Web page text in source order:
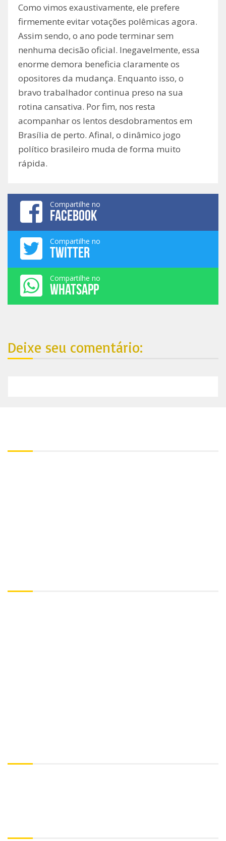
Como vimos exaustivamente, ele prefere
firmemente evitar votações polêmicas agora.
Assim sendo, o ano pode terminar sem
nenhuma decisão oficial. Inegavelmente, essa
enorme demora beneficia claramente os
opositores da mudança. Enquanto isso, o
bravo trabalhador continua preso na sua
rotina cansativa. Por fim, nos resta
acompanhar os lentos desdobramentos em
Brasília de perto. Afinal, o dinâmico jogo
político brasileiro muda de forma muito
rápida.
Compartilhe no
FACEBOOK
Compartilhe no
TWITTER
Compartilhe no
WHATSAPP
Deixe seu comentário: